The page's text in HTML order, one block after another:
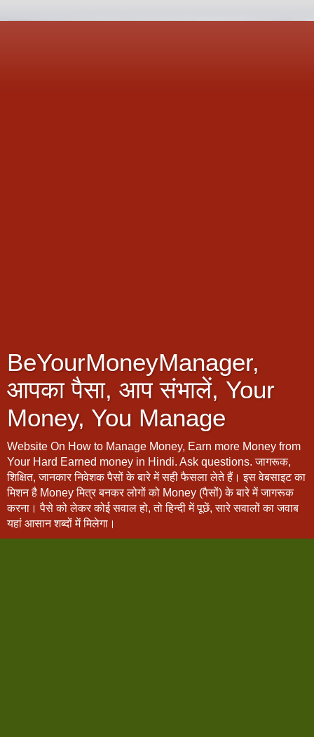
BeYourMoneyManager,
आपका पैसा, आप संभालें, Your
Money, You Manage
Website On How to Manage Money, Earn more Money from
Your Hard Earned money in Hindi. Ask questions. जागरूक,
शिक्षित, जानकार निवेशक पैसों के बारे में सही फैसला लेते हैं। इस वेबसाइट का
मिशन है Money मित्र बनकर लोगों को Money (पैसों) के बारे में जागरूक
करना। पैसे को लेकर कोई सवाल हो, तो हिन्दी में पूछें, सारे सवालों का जवाब
यहां आसान शब्दों में मिलेगा।